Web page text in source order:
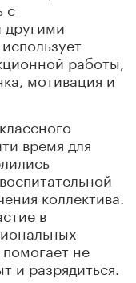
с
другими
работы,
мотивация и
время для
коллектива.
в
не
и разрядиться.